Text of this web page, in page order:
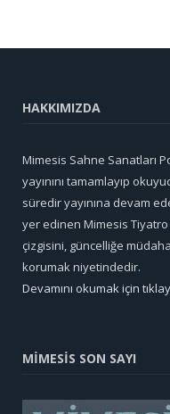
HAKKIMIZDA
Mimesis Sahne Sanatları
yayınını tamamlayıp
süredir yayınına devam
yer edinen Mimesis Tiyatro
çizgisini, güncelliğe
korumak niyetindedir.
Devamını okumak için
MİMESİS SON SAYI